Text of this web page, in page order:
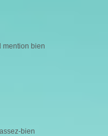
mention bien
bien